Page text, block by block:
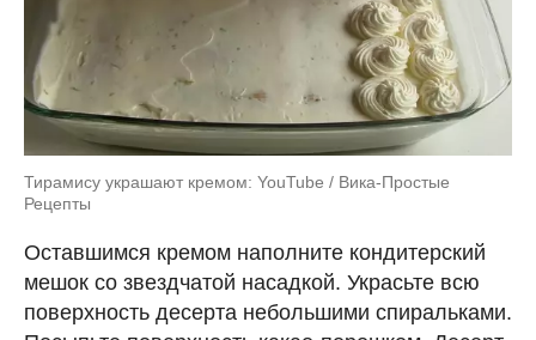
Тирамису украшают кремом: YouTube / Вика-Простые
Рецепты
Оставшимся кремом наполните кондитерский
мешок со звездчатой насадкой. Украсьте всю
поверхность десерта небольшими спиральками.